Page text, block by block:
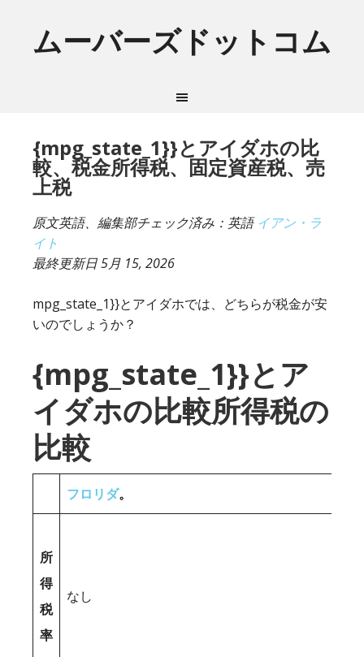
ムーバーズドットコム
{mpg_state_1}}とアイダホの比
較、税金所得税、固定資産税、売
上税
原文英語、編集部チェック済み：英語イアン・ラ
イト
最終更新日5月 15, 2026
mpg_state_1}}とアイダホでは、どちらが税金が安
いのでしょうか？
{mpg_state_1}}とア
イダホの比較所得税の
比較
フロリダ。
所
得
税
率
なし